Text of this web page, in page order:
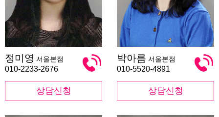
미
영
정미영 서울본점
010-2233-2676
상담신청
아
름
박아름 서울본점
010-5520-4891
상담신청